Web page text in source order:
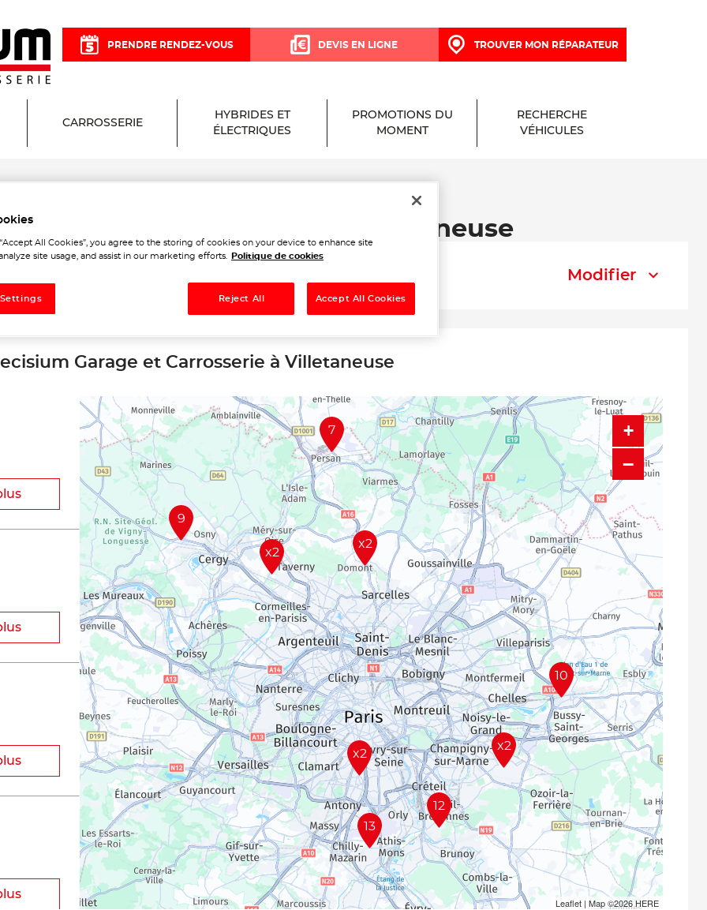
PRENDRE RENDEZ-VOUS DEVIS EN LIGNE TROUVER MON RÉPARATEUR
CARROSSERIE
HYBRIDES ET
ÉLECTRIQUES
PROMOTIONS DU
MOMENT
RECHERCHE
VÉHICULES
Garage et Carrosserie à Villetaneuse
Modifier
Garage et Carrosserie à Villetaneuse
9
10
x2
13
12
x2
7
x2
x2
+
−
Leaflet| Map ©2026HERE
All Cookies”, you agree to the storing of cookies on your device to enhance site
site usage, and assist in our marketing efforts.
Politique de cookies
Reject All Accept All Cookies